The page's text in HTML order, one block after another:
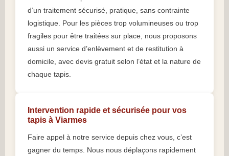
d’un traitement sécurisé, pratique, sans contrainte
logistique. Pour les pièces trop volumineuses ou trop
fragiles pour être traitées sur place, nous proposons
aussi un service d’enlèvement et de restitution à
domicile, avec devis gratuit selon l’état et la nature de
chaque tapis.
Intervention rapide et sécurisée pour vos
tapis à Viarmes
Faire appel à notre service depuis chez vous, c’est
gagner du temps. Nous nous déplaçons rapidement